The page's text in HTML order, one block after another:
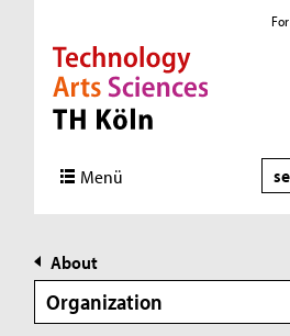
Direkt zur Hauptnavigation
Direkt zur Subnavigation
Direkt zum Inhalt
Direkt zum Fußbereich
Menü
About
Organization